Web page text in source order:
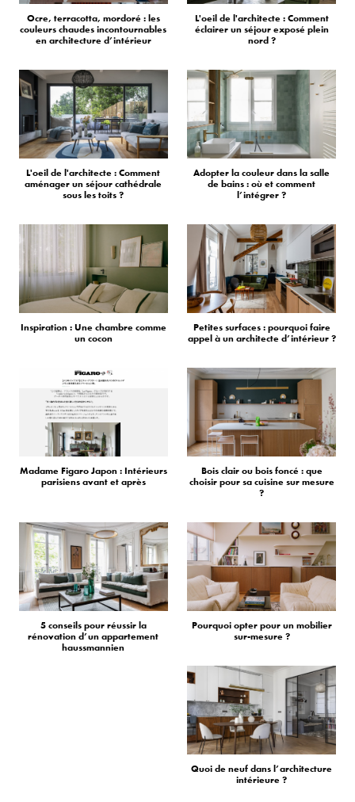
Ocre, terracotta, mordoré : les
couleurs chaudes incontournables
en architecture d’intérieur
L'oeil de l'architecte : Comment
éclairer un séjour exposé plein
nord ?
L'oeil de l'architecte : Comment
aménager un séjour cathédrale
sous les toits ?
Adopter la couleur dans la salle
de bains : où et comment
l’intégrer ?
Inspiration : Une chambre comme
un cocon
Petites surfaces : pourquoi faire
appel à un architecte d’intérieur ?
Madame Figaro Japon : Intérieurs
parisiens avant et après
Bois clair ou bois foncé : que
choisir pour sa cuisine sur mesure
?
5 conseils pour réussir la
rénovation d’un appartement
haussmannien
Pourquoi opter pour un mobilier
sur-mesure ?
Quoi de neuf dans l’architecture
intérieure ?